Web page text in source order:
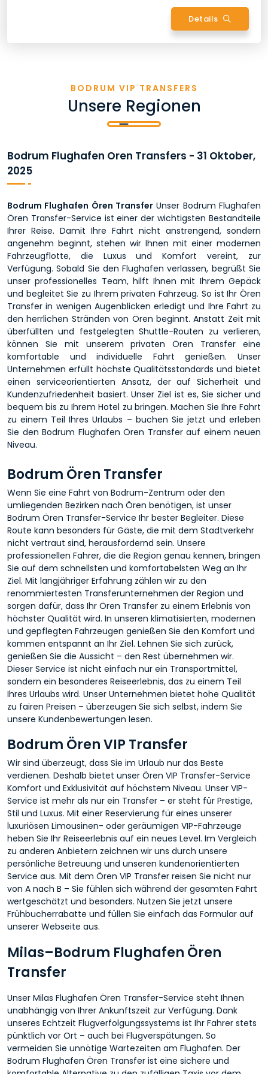
Details
BODRUM VIP TRANSFERS
Unsere Regionen
Bodrum Flughafen Oren Transfers - 31 Oktober,
2025
Bodrum Flughafen Ören Transfer Unser Bodrum Flughafen
Ören Transfer-Service ist einer der wichtigsten Bestandteile
Ihrer Reise. Damit Ihre Fahrt nicht anstrengend, sondern
angenehm beginnt, stehen wir Ihnen mit einer modernen
Fahrzeugflotte, die Luxus und Komfort vereint, zur
Verfügung. Sobald Sie den Flughafen verlassen, begrüßt Sie
unser professionelles Team, hilft Ihnen mit Ihrem Gepäck
und begleitet Sie zu Ihrem privaten Fahrzeug. So ist Ihr Ören
Transfer in wenigen Augenblicken erledigt und Ihre Fahrt zu
den herrlichen Stränden von Ören beginnt. Anstatt Zeit mit
überfüllten und festgelegten Shuttle-Routen zu verlieren,
können Sie mit unserem privaten Ören Transfer eine
komfortable und individuelle Fahrt genießen. Unser
Unternehmen erfüllt höchste Qualitätsstandards und bietet
einen serviceorientierten Ansatz, der auf Sicherheit und
Kundenzufriedenheit basiert. Unser Ziel ist es, Sie sicher und
bequem bis zu Ihrem Hotel zu bringen. Machen Sie Ihre Fahrt
zu einem Teil Ihres Urlaubs – buchen Sie jetzt und erleben
Sie den Bodrum Flughafen Ören Transfer auf einem neuen
Niveau.
Bodrum Ören Transfer
Wenn Sie eine Fahrt von Bodrum-Zentrum oder den
umliegenden Bezirken nach Ören benötigen, ist unser
Bodrum Ören Transfer-Service Ihr bester Begleiter. Diese
Route kann besonders für Gäste, die mit dem Stadtverkehr
nicht vertraut sind, herausfordernd sein. Unsere
professionellen Fahrer, die die Region genau kennen, bringen
Sie auf dem schnellsten und komfortabelsten Weg an Ihr
Ziel. Mit langjähriger Erfahrung zählen wir zu den
renommiertesten Transferunternehmen der Region und
sorgen dafür, dass Ihr Ören Transfer zu einem Erlebnis von
höchster Qualität wird. In unseren klimatisierten, modernen
und gepflegten Fahrzeugen genießen Sie den Komfort und
kommen entspannt an Ihr Ziel. Lehnen Sie sich zurück,
genießen Sie die Aussicht – den Rest übernehmen wir.
Dieser Service ist nicht einfach nur ein Transportmittel,
sondern ein besonderes Reiseerlebnis, das zu einem Teil
Ihres Urlaubs wird. Unser Unternehmen bietet hohe Qualität
zu fairen Preisen – überzeugen Sie sich selbst, indem Sie
unsere Kundenbewertungen lesen.
Bodrum Ören VIP Transfer
Wir sind überzeugt, dass Sie im Urlaub nur das Beste
verdienen. Deshalb bietet unser Ören VIP Transfer-Service
Komfort und Exklusivität auf höchstem Niveau. Unser VIP-
Service ist mehr als nur ein Transfer – er steht für Prestige,
Stil und Luxus. Mit einer Reservierung für eines unserer
luxuriösen Limousinen- oder geräumigen VIP-Fahrzeuge
heben Sie Ihr Reiseerlebnis auf ein neues Level. Im Vergleich
zu anderen Anbietern zeichnen wir uns durch unsere
persönliche Betreuung und unseren kundenorientierten
Service aus. Mit dem Ören VIP Transfer reisen Sie nicht nur
von A nach B – Sie fühlen sich während der gesamten Fahrt
wertgeschätzt und besonders. Nutzen Sie jetzt unsere
Frühbucherrabatte und füllen Sie einfach das Formular auf
unserer Webseite aus.
Milas–Bodrum Flughafen Ören
Transfer
Unser Milas Flughafen Ören Transfer-Service steht Ihnen
unabhängig von Ihrer Ankunftszeit zur Verfügung. Dank
unseres Echtzeit Flugverfolgungssystems ist Ihr Fahrer stets
pünktlich vor Ort – auch bei Flugverspätungen. So
vermeiden Sie unnötige Wartezeiten am Flughafen. Der
Bodrum Flughafen Ören Transfer ist eine sichere und